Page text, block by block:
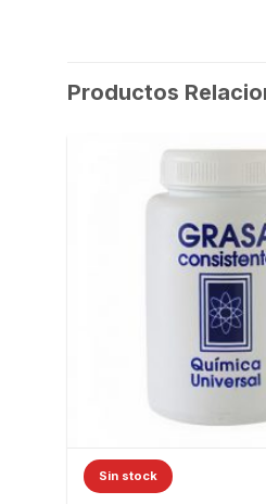
Productos
Sin stock